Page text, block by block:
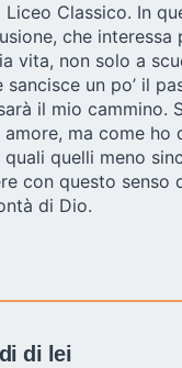
Classico. In
che
non solo a
un po’ il
il mio
ma come
quelli meno
questo
di Dio.
di lei